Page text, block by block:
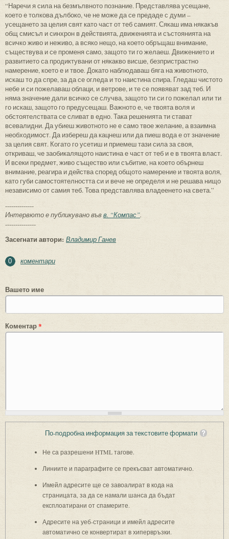
“Наречи я сила на безмълвното познание. Представлява усещане,
което е толкова дълбоко, че не може да се предаде с думи –
усещането за целия свят като част от теб самият. Сякаш има някакъв
общ смисъл и синхрон в действията, движенията и състоянията на
всичко живо и неживо, а всяко нещо, на което обръщаш внимание,
съществува и се променя само, защото ти го желаеш. Движението и
развитието са продиктувани от някакво висше, безпристрастно
намерение, което е и твое. Докато наблюдаваш бяга на животното,
искаш то да спре, за да се огледа и то наистина спира. Гледаш чистото
небе и си пожелаваш облаци, и ветрове, и те се появяват зад теб. И
няма значение дали всичко се случва, защото ти си го пожелал или ти
го искаш, защото го предусещаш. Важното е, че твоята воля и
обстоятелствата се сливат в едно. Така решенията ти стават
всевалидни. Да убиеш животното не е само твое желание, а взаимна
необходимост. Да избереш да кацнеш или да пиеш вода е от значение
за целия свят. Когато го усетиш и приемеш тази сила за своя,
откриваш, че заобикалящото наистина е част от теб и е в твоята власт.
И всеки предмет, живо същество или събитие, на което обърнеш
внимание, реагира и действа според общото намерение и твоята воля,
като губи самостоятелността си и вече не определя и не решава нищо
независимо от самия теб. Това представлява владеенето на света.”
--------------
Интервюто е публикувано въвв. “Компас”.
---------------
Засегнати автори: Владимир Ганев
0 коментари
Вашето име
Коментар*
По-подробна информация за текстовите формати
Не са разрешени HTML тагове.
Линиите и параграфите се прекъсват автоматично.
Имейл адресите ще се завоалират в кода на
страницата, за да се намали шанса да бъдат
експлоатирани от спамерите.
Адресите на уеб-страници и имейл адресите
автоматично се конвертират в хипервръзки.